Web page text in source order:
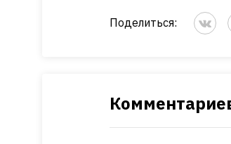
Поделиться: